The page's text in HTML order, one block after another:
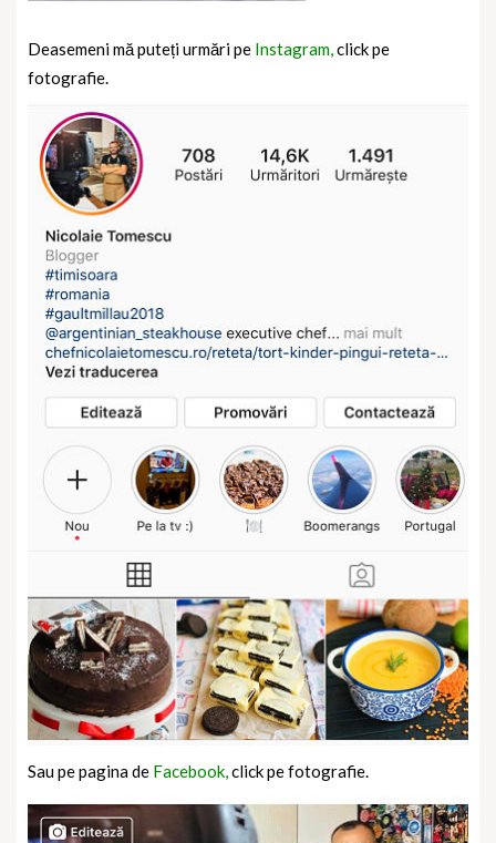
Deasemeni mă puteți urmări pe Instagram,click pe
fotografie.
Sau pe pagina de Facebook,click pe fotografie.